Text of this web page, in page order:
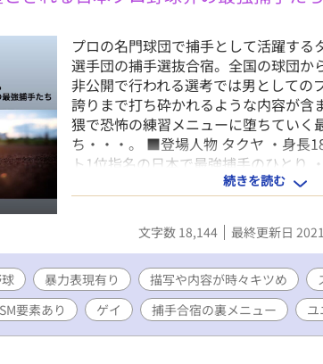
プロの名門球団で捕手として活躍する
選手団の捕手選抜合宿。全国の球団か
非公開で行われる選考では男としての
誇りまで打ち砕かれるような内容が含
猥で恐怖の練習メニューに堕ちていく
ち・・・。 ■登場人物 タクヤ ・身長
ト1位指名の日本で最強捕手のひとり
在は他球団で活躍する先輩に想いを寄
続きを読む
文字数 18,144 最終更新日
暴力表現有り 描写や内容が時々キツめ
SM要素あり ゲイ 捕手合宿の裏メニュー